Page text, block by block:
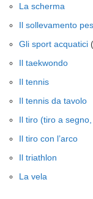
La scherma
Il sollevamento
Gli sport acquatici (
Il taekwondo
Il tennis
Il tennis da tavolo
Il tiro (tiro a
Il tiro con l’arco
Il triathlon
La vela